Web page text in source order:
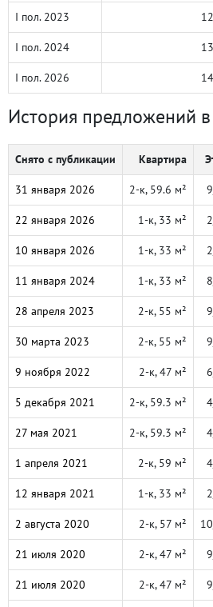
I пол. 2023
I пол. 2024
I пол. 2026
История предложений
Снято с публикации Квартира
31 января 2026 2-к, 59.6 м²
22 января 2026 1-к, 33 м²
10 января 2026 1-к, 33 м²
11 января 2024 1-к, 33 м²
28 апреля 2023 2-к, 55 м²
30 марта 2023 2-к, 55 м²
9 ноября 2022 2-к, 47 м²
5 декабря 2021 2-к, 59.3 м²
27 мая 2021 2-к, 59.3 м²
1 апреля 2021 2-к, 59 м²
12 января 2021 1-к, 33 м²
2 августа 2020 2-к, 57 м²
21 июля 2020 2-к, 47 м²
21 июля 2020 2-к, 47 м²